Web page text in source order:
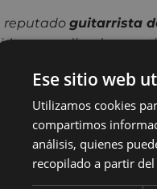
reputado guitarrista
expandiendo su
del folk, flatpicking,
revoluciono el
a principios de
referencia desde
GTs son un
excelentemente
Ese sitio web
Utilizamos cookies
compartimos
análisis, quienes
recopilado a partir